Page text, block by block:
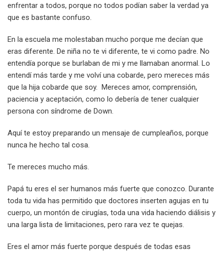
enfrentar a todos, porque no todos podían saber la verdad ya
que es bastante confuso.
En la escuela me molestaban mucho porque me decían que
eras diferente. De niña no te vi diferente, te vi como padre. No
entendía porque se burlaban de mi y me llamaban anormal. Lo
entendí más tarde y me volví una cobarde, pero mereces más
que la hija cobarde que soy. Mereces amor, comprensión,
paciencia y aceptación, como lo debería de tener cualquier
persona con síndrome de Down.
Aquí te estoy preparando un mensaje de cumpleaños, porque
nunca he hecho tal cosa.
Te mereces mucho más.
Papá tu eres el ser humanos más fuerte que conozco. Durante
toda tu vida has permitido que doctores inserten agujas en tu
cuerpo, un montón de cirugías, toda una vida haciendo diálisis y
una larga lista de limitaciones, pero rara vez te quejas.
Eres el amor más fuerte porque después de todas esas